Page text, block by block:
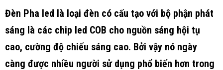
Đèn Pha led là loại đèn có cấu tạo với bộ phận phát
sáng là các chip led COB cho nguồn sáng hội tụ
cao, cường độ chiếu sáng cao. Bởi vậy nó ngày
càng được nhiều người sử dụng phổ biến hơn trong